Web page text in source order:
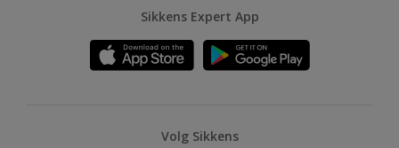
Sikkens Expert App
Volg Sikkens